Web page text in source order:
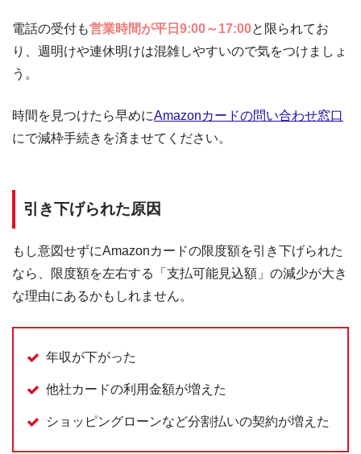
電話の受付も営業時間が平日9:00～17:00と限られてお
り、週明けや連休明けは混雑しやすいので気をつけましょ
う。
時間を見つけたら早めにAmazonカードの問い合わせ窓口
にで減枠手続きを済ませてください。
引き下げられた原因
もし意図せずにAmazonカードの限度額を引き下げられた
なら、限度額を左右する「支払可能見込額」の減少が大き
な理由にあるかもしれません。
年収が下がった
他社カードの利用金額が増えた
ショッピングローンなど分割払いの契約が増えた